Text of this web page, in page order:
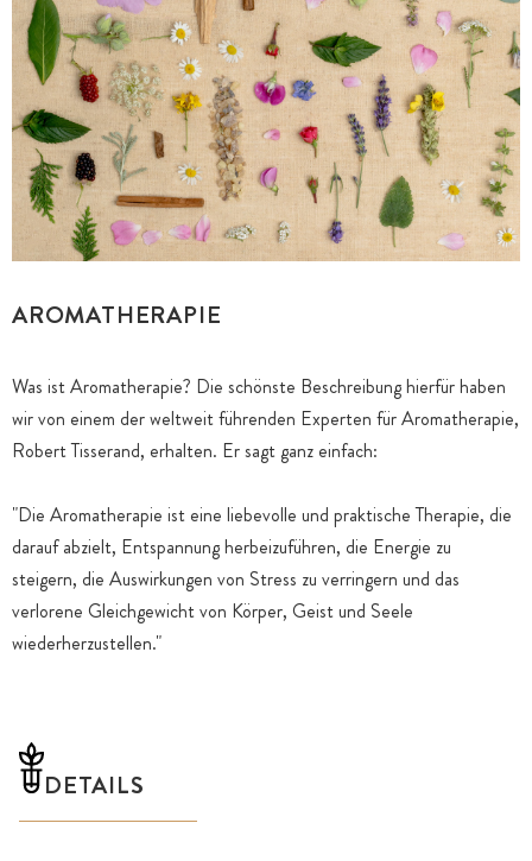
AROMATHERAPIE
Was ist Aromatherapie? Die schönste Beschreibung hierfür haben
wir von einem der weltweit führenden Experten für Aromatherapie,
Robert Tisserand, erhalten. Er sagt ganz einfach:
"Die Aromatherapie ist eine liebevolle und praktische Therapie, die
darauf abzielt, Entspannung herbeizuführen, die Energie zu
steigern, die Auswirkungen von Stress zu verringern und das
verlorene Gleichgewicht von Körper, Geist und Seele
wiederherzustellen."
DETAILS